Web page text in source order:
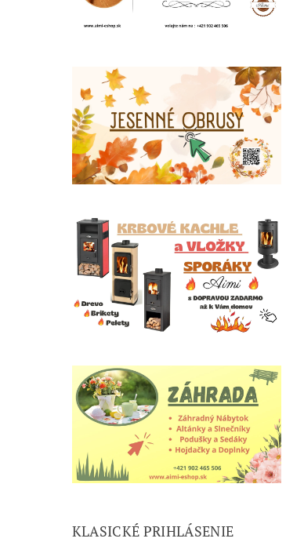
KLASICKÉ PRIHLÁSENIE